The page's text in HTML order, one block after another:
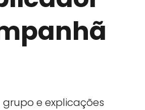
grupo e explicações